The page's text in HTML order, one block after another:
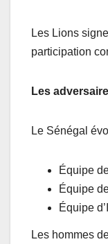
Les Lions
participation
Les
Le Sénégal
Équipe
Équipe
Équipe
Les hommes